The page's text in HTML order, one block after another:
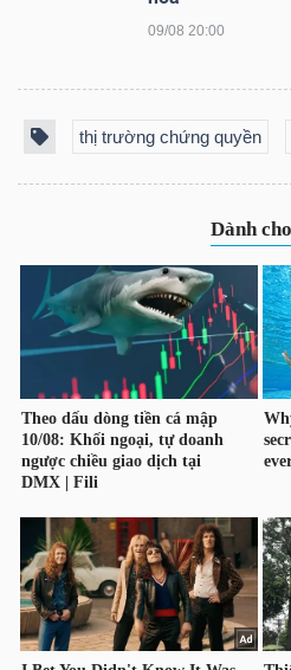
09/08 20:00
thị trường chứng quyền
DỊCH
TIỆN
ÍCH
BẤT
ĐỘNG
SẢN